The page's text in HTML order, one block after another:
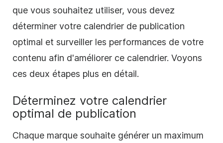
que vous souhaitez utiliser, vous devez
déterminer votre calendrier de publication
optimal et surveiller les performances de votre
contenu afin d'améliorer ce calendrier. Voyons
ces deux étapes plus en détail.
Déterminez votre calendrier
optimal de publication
Chaque marque souhaite générer un maximum